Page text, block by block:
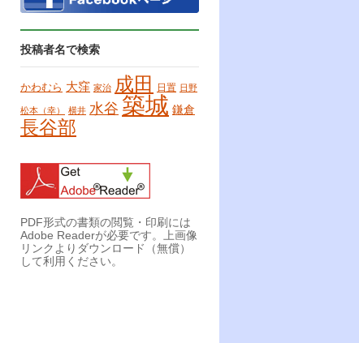
投稿者名で検索
かわむら 大窪 家治 成田 日置 日野
松本（幸） 横井 水谷 築城 鎌倉
長谷部
PDF形式の書類の閲覧・印刷には
Adobe Readerが必要です。上画像
リンクよりダウンロード（無償）
して利用ください。